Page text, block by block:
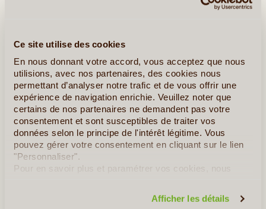
Ce site utilise des cookies
En nous donnant votre accord, vous acceptez que nous
utilisions, avec nos partenaires, des cookies nous
permettant d’analyser notre trafic et de vous offrir une
expérience de navigation enrichie. Veuillez noter que
certains de nos partenaires ne demandent pas votre
consentement et sont susceptibles de traiter vos
données selon le principe de l'intérêt légitime. Vous
pouvez gérer votre consentement en cliquant sur le lien
"Personnaliser".
Pour en savoir plus et paramétrer vos cookies, nous
Afficher les détails
Tobago
A la Découverte de Tobago